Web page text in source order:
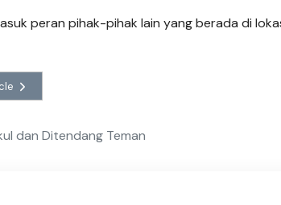
peran pihak-pihak lain yang berada di
dan Ditendang Teman